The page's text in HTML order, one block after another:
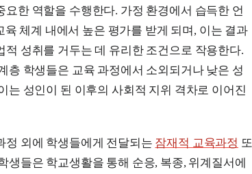
요한 역할을 수행한다. 가정 환경에서 습득한 언
육 체계 내에서 높은 평가를 받게 되며, 이는 결과
적 성취를 거두는 데 유리한 조건으로 작용한다.
층 학생들은 교육 과정에서 소외되거나 낮은 성
는 성인이 된 이후의 사회적 지위 격차로 이어진
정 외에 학생들에게 전달되는 잠재적 교육과정 또
생들은 학교생활을 통해 순응, 복종, 위계질서에